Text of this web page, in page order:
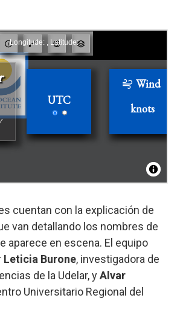
cuentan con la explicación de
van detallando los nombres de
aparece en escena. El equipo
Leticia Burone, investigadora de
de la Udelar, yAlvar
Universitario Regional del